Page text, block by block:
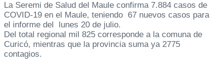
La Seremi de Salud del Maule confirma 7.884 casos de
COVID-19 en el Maule, teniendo 67 nuevos casos para
el informe del lunes 20 de julio.
Del total regional mil 825 corresponde a la comuna de
Curicó, mientras que la provincia suma ya 2775
contagios.